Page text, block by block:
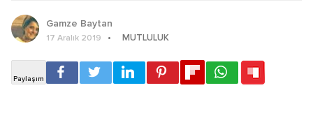
Gamze Baytan
17 Aralık 2019 MUTLULUK